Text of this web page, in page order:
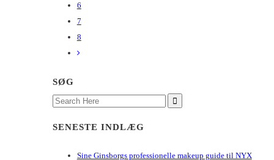
6
7
8
SØG
Search
SENESTE INDLÆG
Sine Ginsborgs professionelle makeup guide til NYX